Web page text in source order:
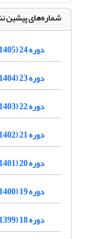
شماره‌های پیشین
دوره 24 (1405)
دوره 23 (1404)
دوره 22 (1403)
دوره 21 (1402)
دوره 20 (1401)
دوره 19 (1400)
دوره 18 (1399)